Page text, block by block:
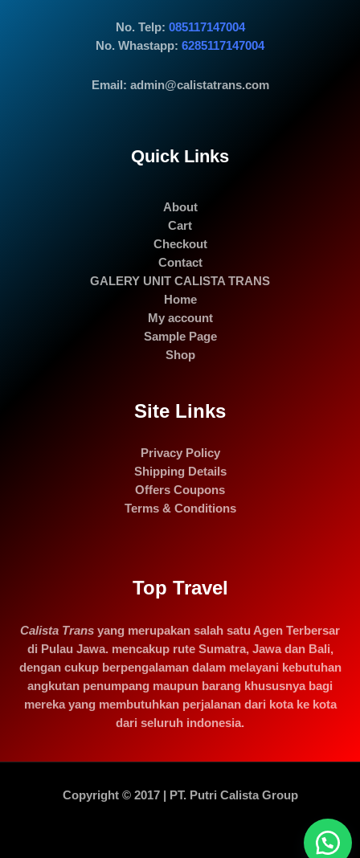
No. Telp: 085117147004
No. Whastapp: 6285117147004
Email: admin@calistatrans.com
Quick Links
About
Cart
Checkout
Contact
GALERY UNIT CALISTA TRANS
Home
My account
Sample Page
Shop
Site Links
Privacy Policy
Shipping Details
Offers Coupons
Terms & Conditions
Top Travel
Calista Trans yang merupakan salah satu Agen Terbersar
di Pulau Jawa. mencakup rute Sumatra, Jawa dan Bali,
dengan cukup berpengalaman dalam melayani kebutuhan
angkutan penumpang maupun barang khususnya bagi
mereka yang membutuhkan perjalanan dari kota ke kota
dari seluruh indonesia.
Copyright © 2017 | PT. Putri Calista Group